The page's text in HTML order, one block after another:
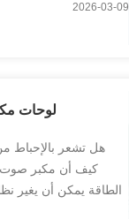
2026-03-09
لوحات مكبرات
هل تشعر بالإحباط
كيف أن مكبر صوت
الطاقة يمكن أن يغير